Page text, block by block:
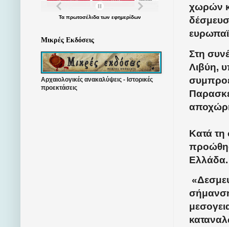
χωρών
Στη
Λιβύη,
Κατά τη
Ελλάδα.
Τα πρωτοσέλιδατων εφημερίδων
Μικρές Εκδόσεις
Αρχαιολογικές ανακαλύψεις - Ιστορικές
προεκτάσεις